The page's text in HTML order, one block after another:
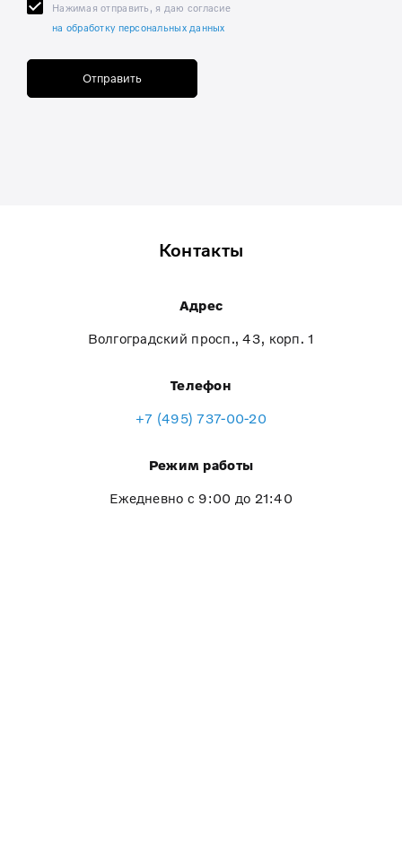
Нажимая отправить, я даю согласие
на обработку персональных данных
Отправить
Контакты
Адрес
Волгоградский просп., 43, корп. 1
Телефон
+7 (495) 737-00-20
Режим работы
Ежедневно с 9:00 до 21:40